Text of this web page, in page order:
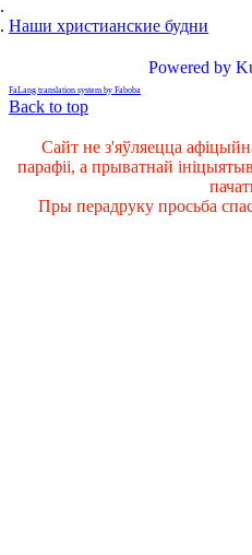
Наши христианские будни
Powered by
FaLang translation system by Faboba
Back to top
Сайт не з'яўляецца
парафіі, а прыватнай
Пры перадруку просьба